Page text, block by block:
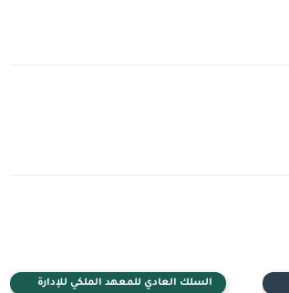
السلك العادي للمعهد الملكي للإدارة